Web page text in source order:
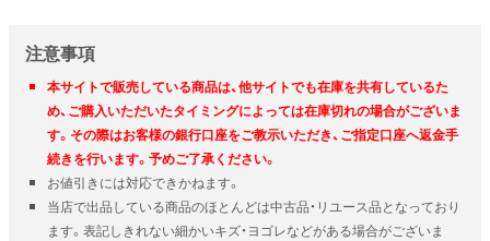
注意事項
本サイトで販売している商品は、他サイトでも在庫を共有しているた
め、ご購入いただいたタイミングによっては在庫切れの場合がございま
す。その際はお客様の銀行口座をご教示いただき、ご指定口座へ返金手
続きを行います。予めご了承ください。
お値引きには対応できかねます。
当店で出品している商品のほとんどは中古品・リユース品となっており
ます。表記しきれない細かいキズ・ヨゴレなどがある場合がございま